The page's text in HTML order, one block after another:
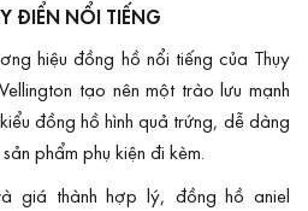
ĐIỂN NỔI TIẾNG
hiệuđồng hồ nổi tiếng của Thụy
tạo nên một trào lưu mạnh
đồng hồ hình quả trứng, dễ dàng
phẩm phụ kiện đi kèm.
giá thành hợp lý, đồng hồ aniel